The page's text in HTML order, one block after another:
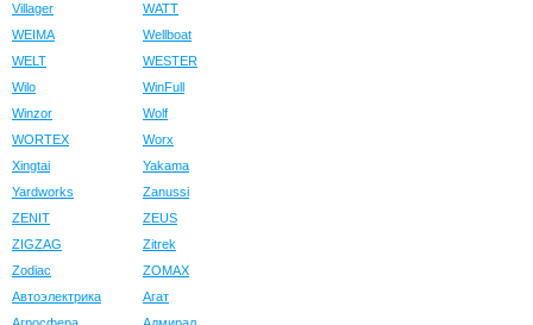
Villager
WATT
WEIMA
Wellboat
WELT
WESTER
Wilo
WinFull
Winzor
Wolf
WORTEX
Worx
Xingtai
Yakama
Yardworks
Zanussi
ZENIT
ZEUS
ZIGZAG
Zitrek
Zodiac
ZOMAX
Автоэлектрика
Агат